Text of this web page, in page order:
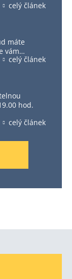
celý článek
máte
vám…
celý článek
hod.
celý článek